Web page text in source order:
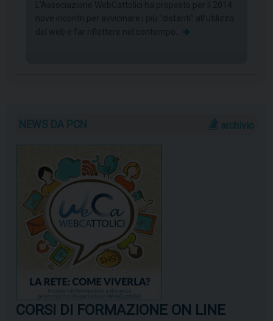
NEWS DA PCN archivio
CORSI DI FORMAZIONE ON LINE